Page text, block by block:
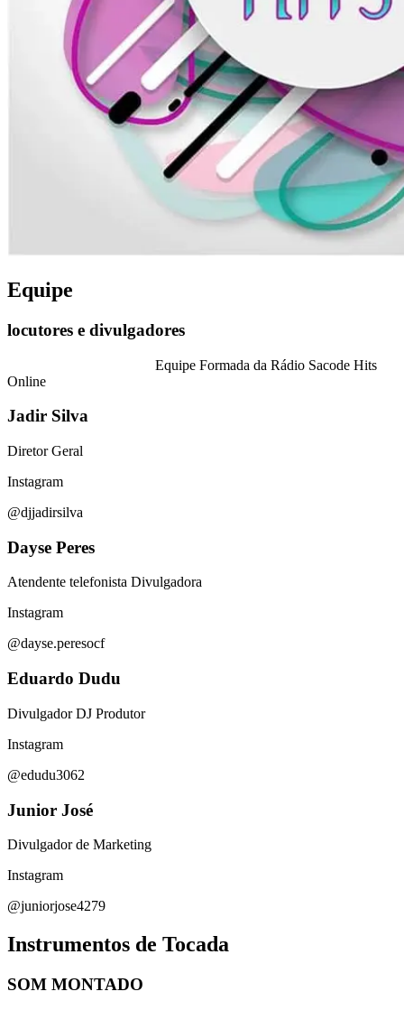
Equipe
locutores e divulgadores
Equipe Formada da Rádio Sacode Hits
Online
Jadir Silva
Diretor Geral
Instagram
@djjadirsilva
Dayse Peres
Atendente telefonista Divulgadora
Instagram
@dayse.peresocf
Eduardo Dudu
Divulgador DJ Produtor
Instagram
@edudu3062
Junior José
Divulgador de Marketing
Instagram
@juniorjose4279
Instrumentos de Tocada
SOM MONTADO